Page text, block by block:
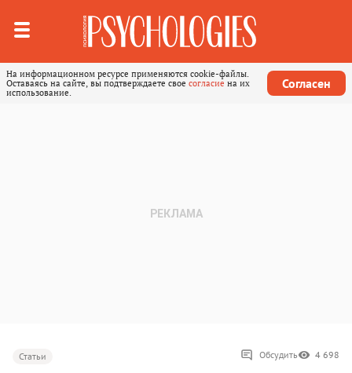
На информационном ресурсе применяются cookie-файлы.
Оставаясь на сайте, вы подтверждаете свое согласие на их
использование.
Согласен
Статьи Обсудить 4 698